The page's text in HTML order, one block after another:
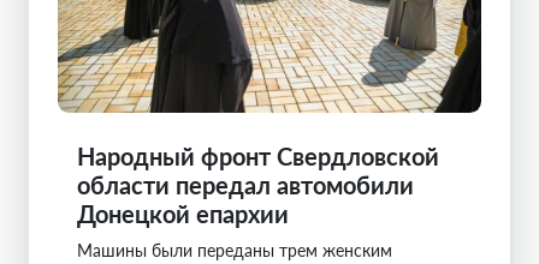
Народный фронт Свердловской
области передал автомобили
Донецкой епархии
Машины были переданы трем женским